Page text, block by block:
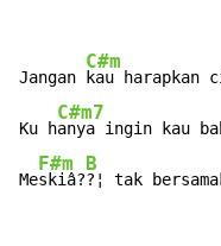
Jangan
C#m
kau harapkan
Ku h
C#m7
anya ingin kau
Me
F#m
skiâ?
B
?¦ tak